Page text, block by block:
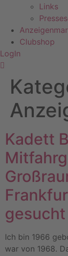
Links
Clubshop
LogIn
Kadett B
gesucht
Ich bin 1966
war von 1968.